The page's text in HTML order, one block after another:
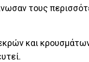
τους
και